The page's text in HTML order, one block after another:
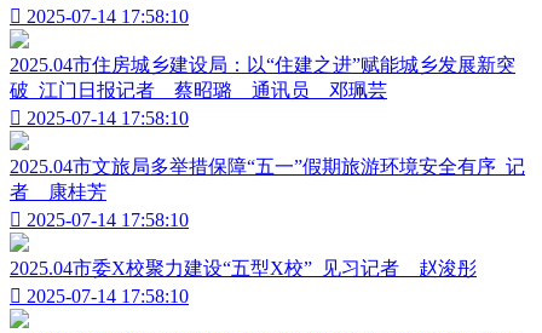
 2025-07-14 17:58:10
2025.04市住房城乡建设局：以“住建之进”赋能城乡发展新突
破_江门日报记者__蔡昭璐__通讯员__邓珮芸
 2025-07-14 17:58:10
2025.04市文旅局多举措保障“五一”假期旅游环境安全有序_记
者__康桂芳
 2025-07-14 17:58:10
2025.04市委X校聚力建设“五型X校”_见习记者__赵浚彤
 2025-07-14 17:58:10